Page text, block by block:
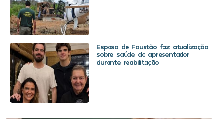
Esposa de Faustão faz atualização
sobre saúde do apresentador
durante reabilitação